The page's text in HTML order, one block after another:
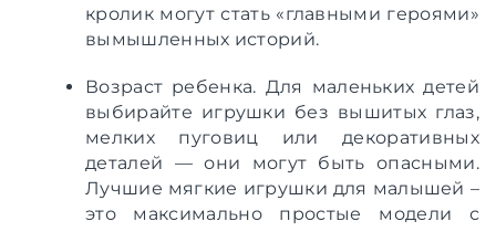
кролик могут стать «главными героями»
вымышленных историй.
Возраст ребенка. Для маленьких детей
выбирайте игрушки без вышитых глаз,
мелких пуговиц или декоративных
деталей — они могут быть опасными.
Лучшие мягкие игрушки для малышей –
это максимально простые модели с